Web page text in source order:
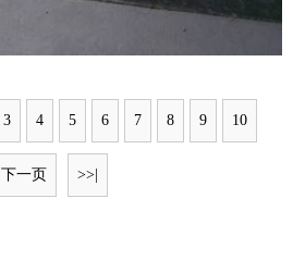
3 4 5 6 7 8 9 10
下一页 >>|